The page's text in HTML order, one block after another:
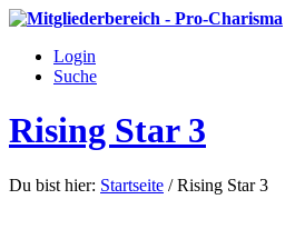
Login
Suche
Rising Star 3
Du bist hier: Startseite / Rising Star 3